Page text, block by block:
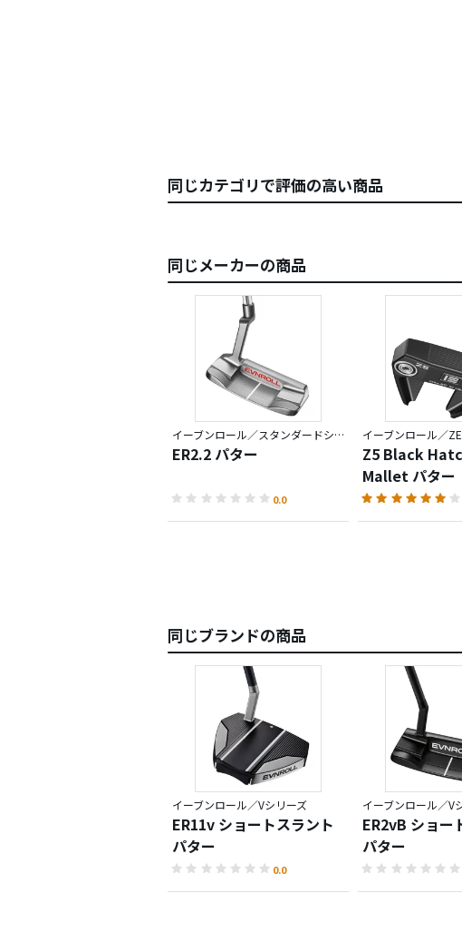
同じカテゴリで評価の高い商品
同じメーカーの商品
イーブンロール／スタンダードシリーズ
ER2.2 パター
0.0
イーブンロール／
Z5 Black
Mallet パター
同じブランドの商品
イーブンロール／Vシリーズ
ER11v ショートスラント
パター
0.0
イーブンロール／V
ER2vB ショー
パター